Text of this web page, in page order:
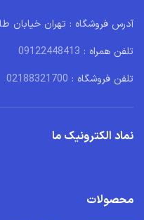
آدرس فروشگاه : تهران خیابان
تلفن همراه : 09122448413
تلفن فروشگاه : 02188321700
نماد الکترونیک ما
محصولات